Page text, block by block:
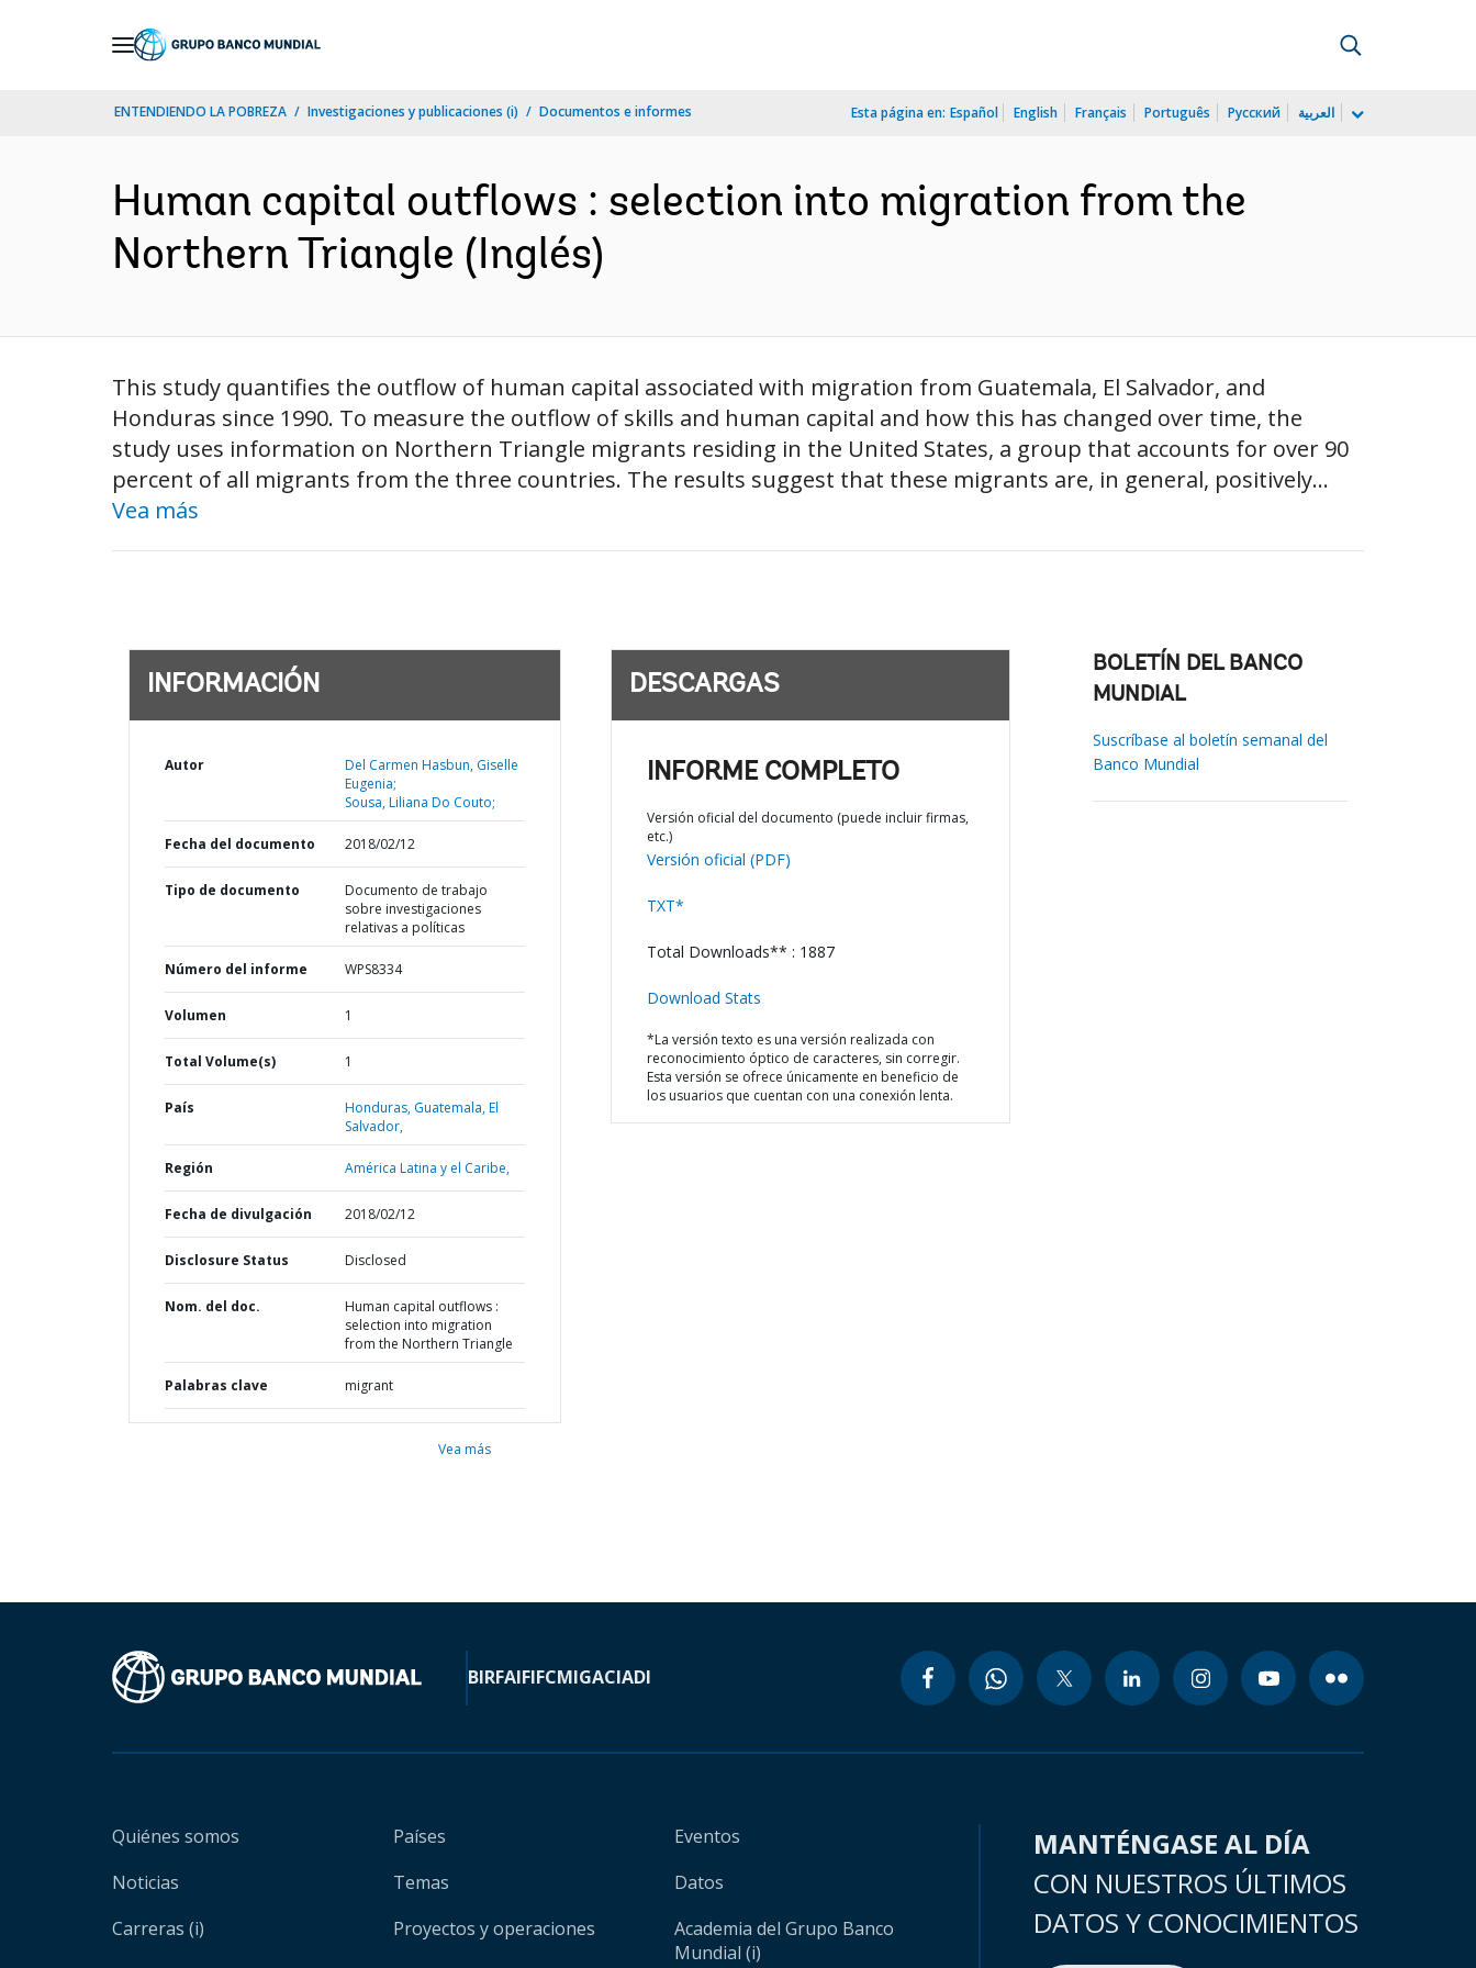
ENTENDIENDO LA POBREZA Investigaciones y publicaciones (i) Documentos e informes Esta página en: Español English Français Português Русский العربية
Human capital outflows : selection into migration from the
Northern Triangle (Inglés)
This study quantifies the outflow of human capital associated with migration from Guatemala, El Salvador, and
Honduras since 1990. To measure the outflow of skills and human capital and how this has changed over time, the
study uses information on Northern Triangle migrants residing in the United States, a group that accounts for over 90
percent of all migrants from the three countries. The results suggest that these migrants are, in general, positively...
Vea más
INFORMACIÓN
Autor
Del Carmen Hasbun, Giselle
Eugenia;
Sousa, Liliana Do Couto;
Fecha del documento 2018/02/12
Tipo de documento
Documento de trabajo
sobre investigaciones
relativas a políticas
Número del informe WPS8334
Volumen 1
Total Volume(s) 1
País Honduras, Guatemala,El
Salvador,
Región América Latina y el Caribe,
Fecha de divulgación 2018/02/12
Disclosure Status Disclosed
Nom. del doc.
Human capital outflows :
selection into migration
from the Northern Triangle
Palabras clave migrant
Vea más
DESCARGAS
INFORME COMPLETO
Versión oficial del documento (puede incluir firmas,
etc.)
Versión oficial (PDF)
TXT*
Total Downloads** : 1887
Download Stats
*La versión texto es una versión realizada con
reconocimiento óptico de caracteres, sin corregir.
Esta versión se ofrece únicamente en beneficio de
los usuarios que cuentan con una conexión lenta.
BOLETÍN DEL BANCO
MUNDIAL
Suscríbase al boletín semanal del
Banco Mundial
BIRFAIFIFCMIGACIADI
Quiénes somos
Noticias
Carreras (i)
Países
Temas
Proyectos y operaciones
Eventos
Datos
Academia del Grupo Banco
Mundial (i)
MANTÉNGASE AL DÍA
CON NUESTROS ÚLTIMOS
DATOS Y CONOCIMIENTOS